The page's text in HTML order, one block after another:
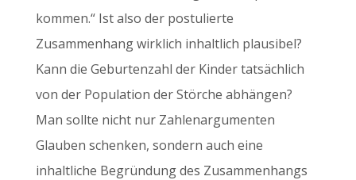
kommen.“ Ist also der postulierte
Zusammenhang wirklich inhaltlich plausibel?
Kann die Geburtenzahl der Kinder tatsächlich
von der Population der Störche abhängen?
Man sollte nicht nur Zahlenargumenten
Glauben schenken, sondern auch eine
inhaltliche Begründung des Zusammenhangs